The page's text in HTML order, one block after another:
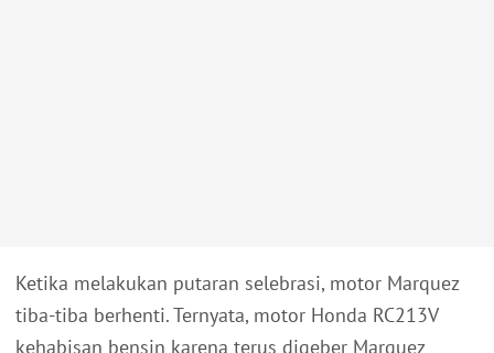
Ketika melakukan putaran selebrasi, motor Marquez
tiba-tiba berhenti. Ternyata, motor Honda RC213V
kehabisan bensin karena terus digeber Marquez